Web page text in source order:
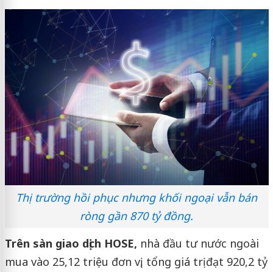
Thị trường hồi phục nhưng khối ngoại vẫn bán
ròng gần 870 tỷ đồng.
Trên sàn giao dịch HOSE, nhà đầu tư nước ngoài
mua vào 25,12 triệu đơn vị, tổng giá trị đạt 920,2 tỷ